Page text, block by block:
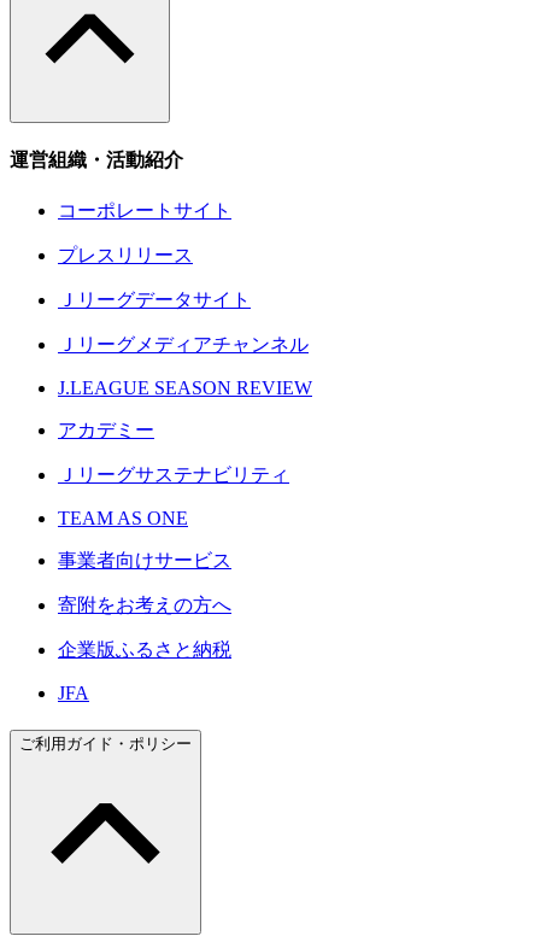
運営組織・活動紹介
コーポレートサイト
プレスリリース
Ｊリーグデータサイト
Ｊリーグメディアチャンネル
J.LEAGUE SEASON REVIEW
アカデミー
Ｊリーグサステナビリティ
TEAM AS ONE
事業者向けサービス
寄附をお考えの方へ
企業版ふるさと納税
JFA
ご利用ガイド・ポリシー